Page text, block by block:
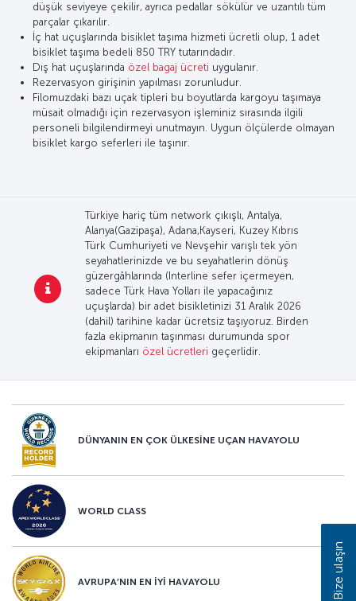
düşük seviyeye çekilir, ayrıca pedallar sökülür ve uzantılı tüm
parçalar çıkarılır.
İç hat uçuşlarında bisiklet taşıma hizmeti ücretli olup, 1 adet
bisiklet taşıma bedeli 850 TRY tutarındadır.
Dış hat uçuşlarında özel bagaj ücreti uygulanır.
Rezervasyon girişinin yapılması zorunludur.
Filomuzdaki bazı uçak tipleri bu boyutlarda kargoyu taşımaya
müsait olmadığı için rezervasyon işleminiz sırasında ilgili
personeli bilgilendirmeyi unutmayın. Uygun ölçülerde olmayan
bisiklet kargo seferleri ile taşınır.
Türkiye hariç tüm network çıkışlı, Antalya,
Alanya(Gazipaşa), Adana,Kayseri, Kuzey Kıbrıs
Türk Cumhuriyeti ve Nevşehir varışlı tek yön
seyahatlerinizde ve bu seyahatlerin dönüş
güzergâhlarında (Interline sefer içermeyen,
sadece Türk Hava Yolları ile yapacağınız
uçuşlarda) bir adet bisikletinizi 31 Aralık 2026
(dahil) tarihine kadar ücretsiz taşıyoruz. Birden
fazla ekipmanın taşınması durumunda spor
ekipmanları özel ücretleri geçerlidir.
DÜNYANIN EN ÇOK ÜLKESİNE UÇAN HAVAYOLU
WORLD CLASS
AVRUPA’NIN EN İYİ HAVAYOLU Bize ulaşın